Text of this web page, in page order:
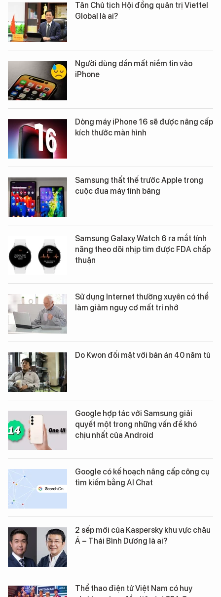
Tân Chủ tịch Hội đồng quản trị Viettel
Global là ai?
Người dùng dần mất niềm tin vào
iPhone
Dòng máy iPhone 16 sẽ được nâng cấp
kích thước màn hình
Samsung thất thế trước Apple trong
cuộc đua máy tính bảng
Samsung Galaxy Watch 6 ra mắt tính
năng theo dõi nhịp tim được FDA chấp
thuận
Sử dụng Internet thường xuyên có thể
làm giảm nguy cơ mất trí nhớ
Do Kwon đối mặt với bản án 40 năm tù
Google hợp tác với Samsung giải
quyết một trong những vấn đề khó
chịu nhất của Android
Google có kế hoạch nâng cấp công cụ
tìm kiếm bằng AI Chat
2 sếp mới của Kaspersky khu vực châu
Á – Thái Bình Dương là ai?
Thể thao điện tử Việt Nam có huy